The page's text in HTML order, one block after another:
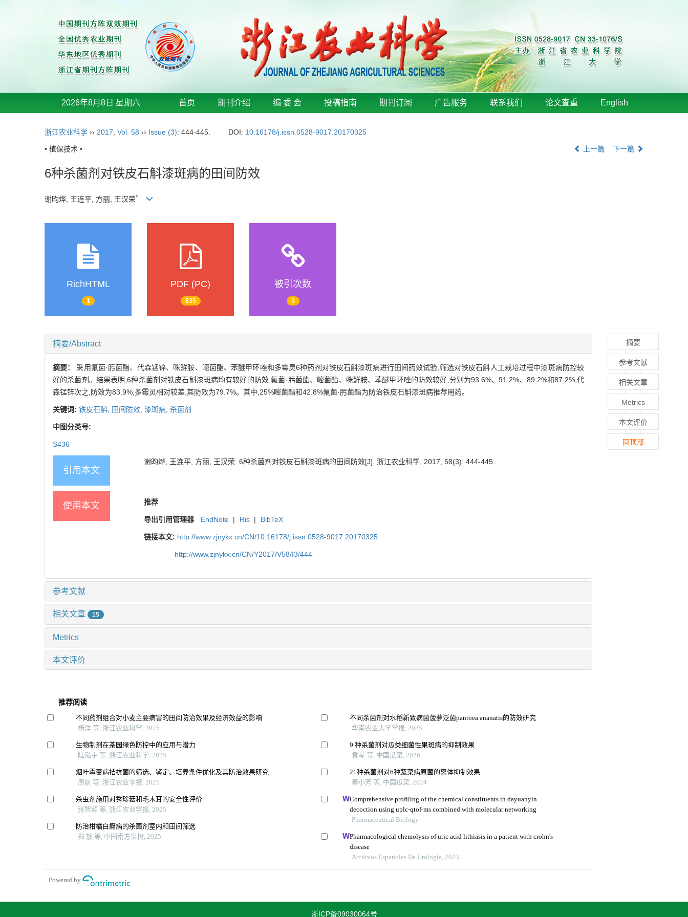
2026年8月8日 星期六 首页 期刊介绍 编 委 会 投稿指南 期刊订阅 广告服务 联系我们 论文查重 English
浙江农业科学 ›› 2017 Vol. 58 ›› Issue (3): 444-445. DOI: 10.16178/j.issn.0528-9017.20170325
• 植保技术 • 上一篇 下一篇
6种杀菌剂对铁皮石斛漆斑病的田间防效
谢昀烨, 王连平, 方丽, 王汉荣*
RichHTML
1
PDF (PC)
835
被引次数
3
摘要/Abstract
摘要：采用氟菌·肟菌酯、代森锰锌、咪鲜胺、嘧菌酯、苯醚甲环唑和多霉灵6种药剂对铁皮石斛漆斑病进行田间药效试验,筛选对铁皮石斛人工栽培过程中漆斑病防控较
好的杀菌剂。结果表明,6种杀菌剂对铁皮石斛漆斑病均有较好的防效,氟菌·肟菌酯、嘧菌酯、咪鲜胺、苯醚甲环唑的防效较好,分别为93.6%、91.2%、89.2%和87.2%;代
森锰锌次之,防效为83.9%;多霉灵相对较差,其防效为79.7%。其中,25%嘧菌酯和42.8%氟菌·肟菌酯为防治铁皮石斛漆斑病推荐用药。
关键词: 铁皮石斛, 田间防效, 漆斑病, 杀菌剂
中图分类号:
S436
引用本文
谢昀烨, 王连平, 方丽, 王汉荣. 6种杀菌剂对铁皮石斛漆斑病的田间防效[J]. 浙江农业科学, 2017, 58(3): 444-445.
使用本文 推荐
导出引用管理器 EndNote | Ris | BibTeX
链接本文: http://www.zjnykx.cn/CN/10.16178/j.issn.0528-9017.20170325
http://www.zjnykx.cn/CN/Y2017/V58/I3/444
参考文献
相关文章 15
Metrics
本文评价
推荐阅读
不同药剂组合对小麦主要病害的田间防治效果及经济效益的影响
杨洋 等, 浙江农业科学, 2025
生物制剂在茶园绿色防控中的应用与潜力
陆泓宇 等, 浙江农业科学, 2025
烟叶霉变病拮抗菌的筛选、鉴定、培养条件优化及其防治效果研究
周航 等, 浙江农业学报, 2025
杀虫剂施用对秀珍菇和毛木耳的安全性评价
张智颖 等, 浙江农业学报, 2025
防治柑橘白癞病的杀菌剂室内和田间筛选
郑 放 等, 中国南方果树, 2025
不同杀菌剂对水稻新致病菌菠萝泛菌pantoea ananatis的防效研究
华南农业大学学报, 2025
9 种杀菌剂对瓜类细菌性果斑病的抑制效果
袁琴 等, 中国瓜菜, 2026
21种杀菌剂对6种蔬菜病原菌的离体抑制效果
秦小芳 等, 中国瓜菜, 2024
Comprehensive profiling of the chemical constituents in dayuanyin
decoction using uplc-qtof-ms combined with molecular networking
Pharmaceutical Biology
Pharmacological chemolysis of uric acid lithiasis in a patient with crohn's
disease
Archivos Espanoles De Urologia, 2023
Powered by
摘要
参考文献
相关文章
Metrics
本文评价
回顶部
浙ICP备09030064号